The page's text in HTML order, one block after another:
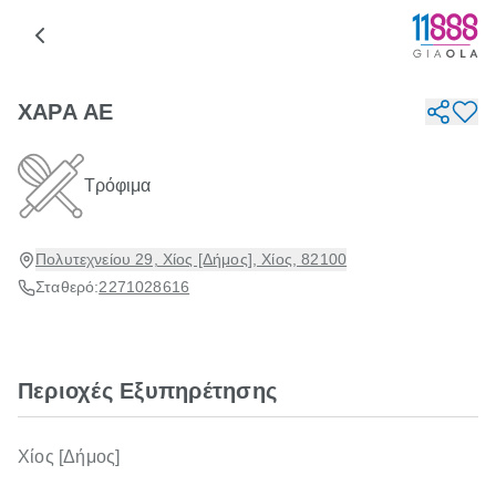
ΧΑΡΑ ΑΕ
Τρόφιμα
Πολυτεχνείου 29, Χίος [Δήμος], Χίος, 82100
Σταθερό:2271028616
Περιοχές Εξυπηρέτησης
Χίος [Δήμος]